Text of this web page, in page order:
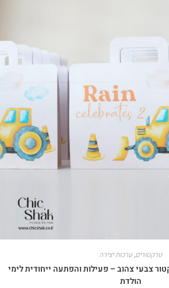
טרקטורים,ערכות יצירה
צבעי צהוב – פעילות והפתעה ייחודית לימי
הולדת